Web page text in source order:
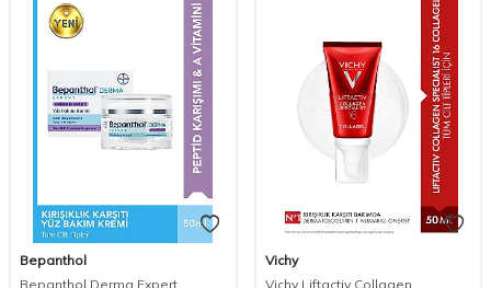
Bepanthol
Bepanthol Derma Expert
Vichy
Vichy Liftactiv Collagen